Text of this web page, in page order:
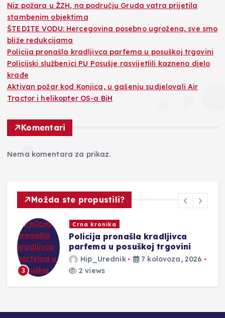
Niz požara u ŽZH, na području Gruda vatra prijetila
stambenim objektima
ŠTEDITE VODU: Hercegovina posebno ugrožena, sve smo
bliže redukcijama
Policija pronašla kradljivca parfema u posuškoj trgovini
Policijski službenici PU Posušje rasvijetlili kazneno djelo
krađe
Aktivan požar kod Konjica, u gašenju sudjelovali Air
Tractor i helikopter OS-a BiH
Komentari
Nema komentara za prikaz.
Možda ste propustili?
4
Novosti
Policijski službenici PU Posušje
rasvijetlili kazneno djelo krađe
Hip_Urednik
7 kolovoza, 2026
2 views